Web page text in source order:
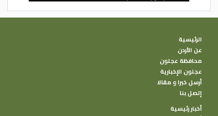
الرئيسية
عن الأردن
محافظة عجلون
عجلون الإخبارية
أرسل خبرا و مقالا
إتصل بنا
أخبار رئيسية